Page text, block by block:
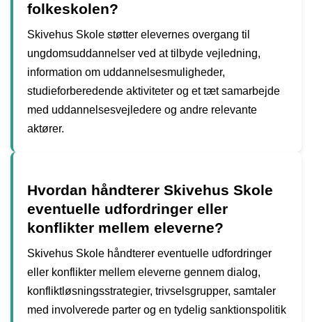
folkeskolen?
Skivehus Skole støtter elevernes overgang til
ungdomsuddannelser ved at tilbyde vejledning,
information om uddannelsesmuligheder,
studieforberedende aktiviteter og et tæt samarbejde
med uddannelsesvejledere og andre relevante
aktører.
Hvordan håndterer Skivehus Skole
eventuelle udfordringer eller
konflikter mellem eleverne?
Skivehus Skole håndterer eventuelle udfordringer
eller konflikter mellem eleverne gennem dialog,
konfliktløsningsstrategier, trivselsgrupper, samtaler
med involverede parter og en tydelig sanktionspolitik